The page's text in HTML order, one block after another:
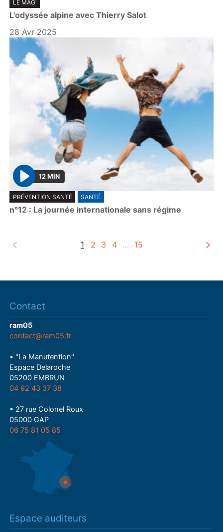
l
a
y
LE MAG'
L'odyssée alpine avec Thierry Salot
28 Avr 2025
P
l
a
12 MIN
PRÉVENTION SANTÉ SANTÉ
n°12 : La journée internationale sans régime
1 2 3 4 … 15
Contact
ram05
contact@ram05.fr
• "La Manutention"
Espace Delaroche
05200 EMBRUN
04 92 43 37 38
• 27 rue Colonel Roux
05000 GAP
06 75 81 05 85
Espace auditeurs